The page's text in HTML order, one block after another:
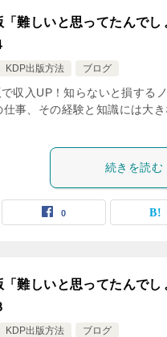
難しいと思ってたんでし
KDP出版方法 ブログ
収入UP！知らないと損する
、その経験と知識には大き
続きを読む
0
難しいと思ってたんでし
KDP出版方法 ブログ